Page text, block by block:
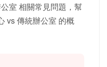
室 相關常見問題，幫
vs 傳統辦公室 的概